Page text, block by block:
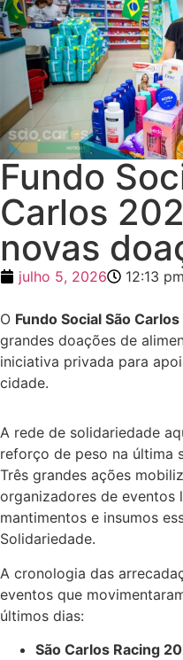
Fundo
Carlos
novas
julho 5, 2026 12:13 pm
O Fundo Social São
grandes doações de
iniciativa privada para
cidade.
A rede de solidariedade
reforço de peso na última
Três grandes ações
organizadores de eventos
mantimentos e insumos
Solidariedade.
A cronologia das
eventos que
últimos dias:
São Carlos Racing